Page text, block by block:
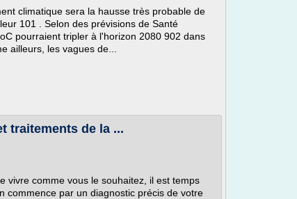
climatique sera la hausse très probable de
101 . Selon des prévisions de Santé
pourraient tripler à l'horizon 2080 902 dans
ailleurs, les vagues de...
traitements de la ...
vivre comme vous le souhaitez, il est temps
commence par un diagnostic précis de votre